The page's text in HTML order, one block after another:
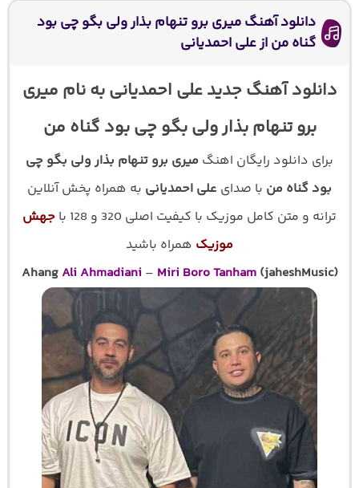
دانلود آهنگ میری برو تنهام بذار ولی بگو چی بود
گناه من از علی احمدیانی
دانلود آهنگ جدید علی احمدیانی به نام میری
برو تنهام بذار ولی بگو چی بود گناه من
برای دانلود رایگان اهنگ میری برو تنهام بذار ولی بگو چی
بود گناه من با صدای علی احمدیانی به همراه پخش آنلاین
ترانه و متن کامل موزیک با کیفیت اصلی 320 و 128 با
جهش
موزیک همراه باشید
Ahang Ali Ahmadiani – Miri Boro Tanham(jaheshMusic)